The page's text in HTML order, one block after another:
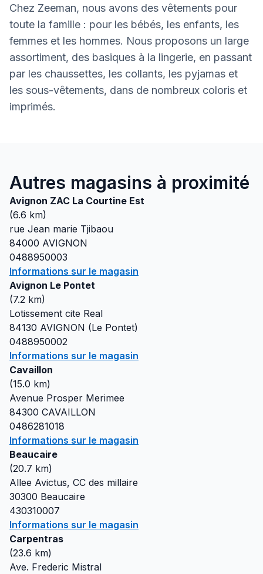
Chez Zeeman, nous avons des vêtements pour
toute la famille : pour les bébés, les enfants, les
femmes et les hommes. Nous proposons un large
assortiment, des basiques à la lingerie, en passant
par les chaussettes, les collants, les pyjamas et
les sous-vêtements, dans de nombreux coloris et
imprimés.
Autres magasins à proximité
Avignon ZAC La Courtine Est
(6.6 km)
rue Jean marie Tjibaou
84000 AVIGNON
0488950003
Informations sur le magasin
Avignon Le Pontet
(7.2 km)
Lotissement cite Real
84130 AVIGNON (Le Pontet)
0488950002
Informations sur le magasin
Cavaillon
(15.0 km)
Avenue Prosper Merimee
84300 CAVAILLON
0486281018
Informations sur le magasin
Beaucaire
(20.7 km)
Allee Avictus, CC des millaire
30300 Beaucaire
430310007
Informations sur le magasin
Carpentras
(23.6 km)
Ave. Frederic Mistral